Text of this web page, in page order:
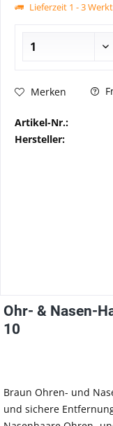
Lieferzeit 1 - 3
Merken
Artikel-Nr.:
Hersteller:
Ohr- & Nasen-
10
Braun Ohren- und
und sichere